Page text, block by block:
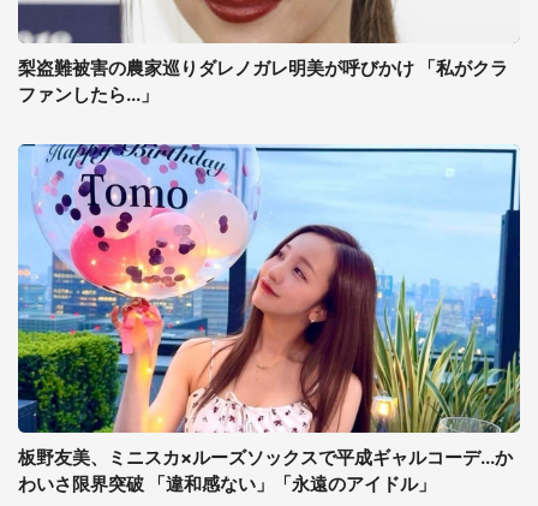
梨盗難被害の農家巡りダレノガレ明美が呼びかけ 「私がクラ
ファンしたら...」
板野友美、ミニスカ×ルーズソックスで平成ギャルコーデ...か
わいさ限界突破 「違和感ない」「永遠のアイドル」